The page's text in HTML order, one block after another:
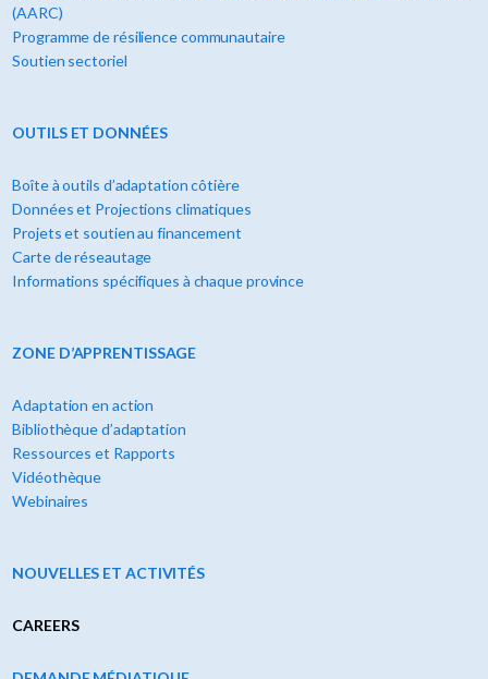
(AARC)
Programme de résilience communautaire
Soutien sectoriel
OUTILS ET DONNÉES
Boîte à outils d’adaptation côtière
Données et Projections climatiques
Projets et soutien au financement
Carte de réseautage
Informations spécifiques à chaque province
ZONE D’APPRENTISSAGE
Adaptation en action
Bibliothèque d’adaptation
Ressources et Rapports
Vidéothèque
Webinaires
NOUVELLES ET ACTIVITÉS
CAREERS